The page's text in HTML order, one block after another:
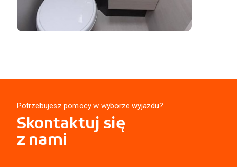
Potrzebujesz pomocy w wyborze wyjazdu?
Skontaktuj się
z nami